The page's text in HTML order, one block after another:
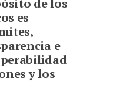
es
e
y los